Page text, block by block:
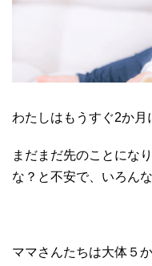
わたしはもうすぐ2か月
まだまだ先のことにな
な？と不安で、いろん
ママさんたちは大体５